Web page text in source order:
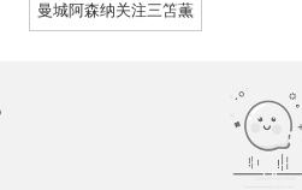
曼城阿森纳关注三笘薫